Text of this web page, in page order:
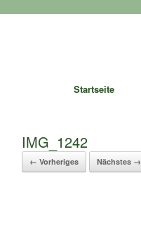
Startseite
IMG_1242
← Vorheriges Nächstes →